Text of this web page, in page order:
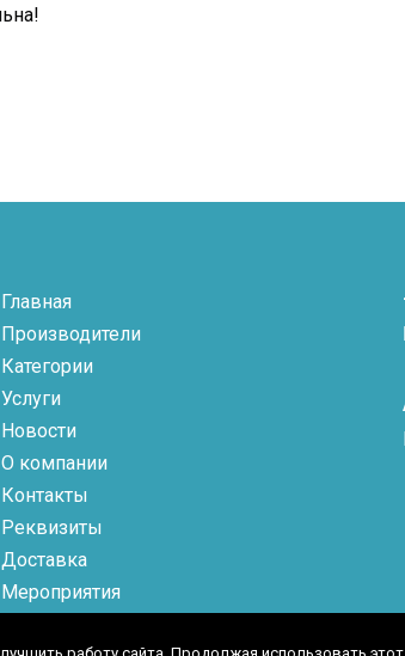
Главная
Производители
Категории
Услуги
Новости
О компании
Контакты
Реквизиты
Доставка
Мероприятия
работу сайта. Продолжая использовать